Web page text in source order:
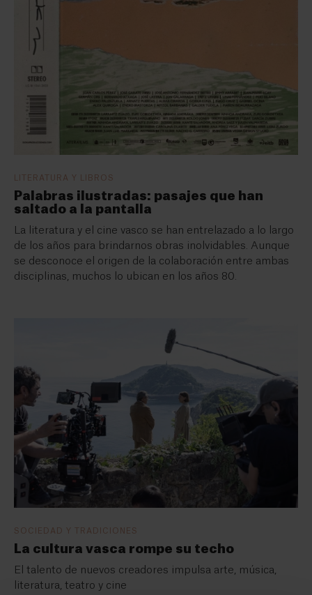
LITERATURA Y LIBROS
Palabras ilustradas: pasajes que han
saltado a la pantalla
La literatura y el cine vasco se han entrelazado a lo largo
de los años para brindarnos obras inolvidables. Aunque
se desconoce el origen de la colaboración entre ambas
disciplinas, muchos lo ubican en los años 80.
SOCIEDAD Y TRADICIONES
La cultura vasca rompe su techo
El talento de nuevos creadores impulsa arte, música,
literatura, teatro y cine